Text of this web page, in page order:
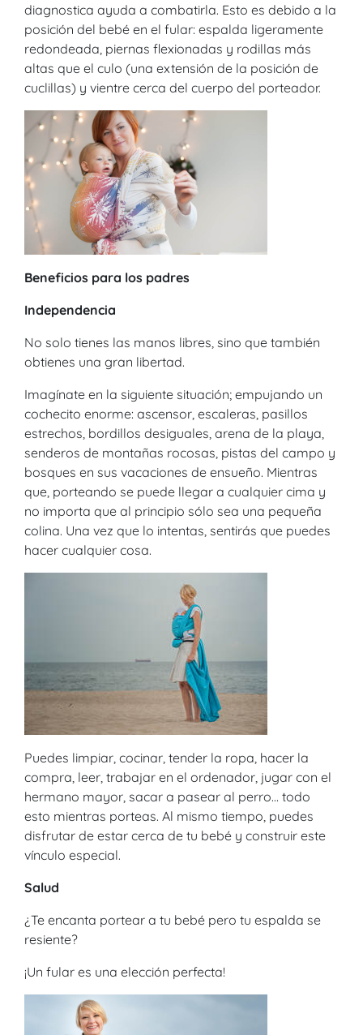
diagnostica ayuda a combatirla. Esto es debido a la
posición del bebé en el fular: espalda ligeramente
redondeada, piernas flexionadas y rodillas más
altas que el culo (una extensión de la posición de
cuclillas) y vientre cerca del cuerpo del porteador.
Beneficios para los padres
Independencia
No solo tienes las manos libres, sino que también
obtienes una gran libertad.
Imagínate en la siguiente situación; empujando un
cochecito enorme: ascensor, escaleras, pasillos
estrechos, bordillos desiguales, arena de la playa,
senderos de montañas rocosas, pistas del campo y
bosques en sus vacaciones de ensueño. Mientras
que, porteando se puede llegar a cualquier cima y
no importa que al principio sólo sea una pequeña
colina. Una vez que lo intentas, sentirás que puedes
hacer cualquier cosa.
Puedes limpiar, cocinar, tender la ropa, hacer la
compra, leer, trabajar en el ordenador, jugar con el
hermano mayor, sacar a pasear al perro… todo
esto mientras porteas. Al mismo tiempo, puedes
disfrutar de estar cerca de tu bebé y construir este
vínculo especial.
Salud
¿Te encanta portear a tu bebé pero tu espalda se
resiente?
¡Un fular es una elección perfecta!